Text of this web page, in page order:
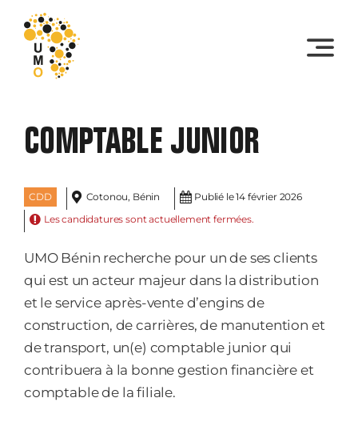
content
COMPTABLE JUNIOR
CDD Cotonou, Bénin
Publié le 14 février 2026
Les candidatures sont actuellement fermées.
UMO Bénin recherche pour un de ses clients
qui est un acteur majeur dans la distribution
et le service après-vente d’engins de
construction, de carrières, de manutention et
de transport, un(e) comptable junior qui
contribuera à la bonne gestion financière et
comptable de la filiale.